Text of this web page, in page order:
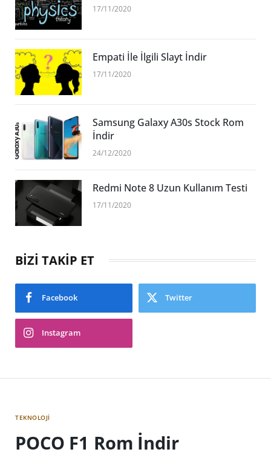
17/11/2020
Empati İle İlgili Slayt İndir
17/11/2020
Samsung Galaxy A30s Stock Rom
İndir
24/12/2020
Redmi Note 8 Uzun Kullanım Testi
17/11/2020
BİZİ TAKİP ET
Facebook Twitter
Instagram
TEKNOLOJI
POCO F1 Rom İndir